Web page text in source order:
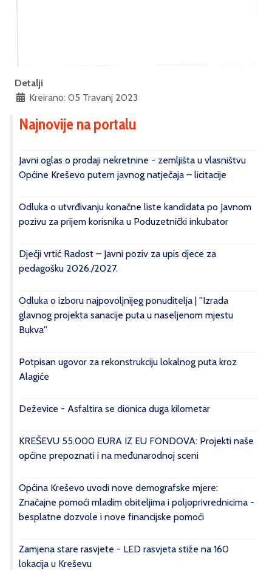
Detalji
Kreirano: 05 Travanj 2023
Najnovije na portalu
Javni oglas o prodaji nekretnine - zemljišta u vlasništvu
Općine Kreševo putem javnog natječaja – licitacije
Odluka o utvrđivanju konačne liste kandidata po Javnom
pozivu za prijem korisnika u Poduzetnički inkubator
Dječji vrtić Radost – Javni poziv za upis djece za
pedagošku 2026./2027.
Odluka o izboru najpovoljnijeg ponuditelja | ''Izrada
glavnog projekta sanacije puta u naseljenom mjestu
Bukva''
Potpisan ugovor za rekonstrukciju lokalnog puta kroz
Alagiće
Deževice - Asfaltira se dionica duga kilometar
KREŠEVU 55.000 EURA IZ EU FONDOVA: Projekti naše
općine prepoznati i na međunarodnoj sceni
Općina Kreševo uvodi nove demografske mjere:
Značajne pomoći mladim obiteljima i poljoprivrednicima -
besplatne dozvole i nove financijske pomoći
Zamjena stare rasvjete - LED rasvjeta stiže na 160
lokacija u Kreševu